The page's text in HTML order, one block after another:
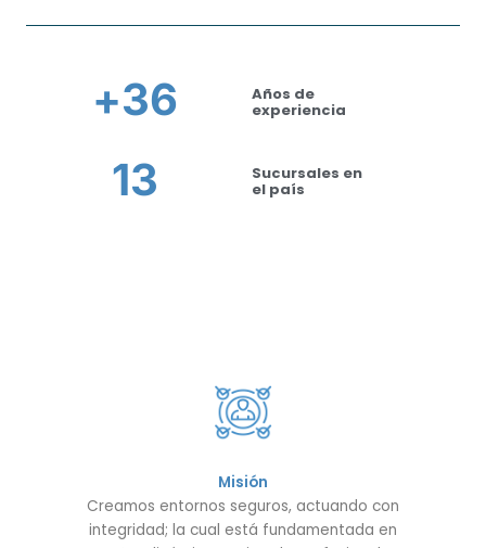
+36 Años de
experiencia
13 Sucursales en
el país
Misión
Creamos entornos seguros, actuando con
integridad; la cual está fundamentada en